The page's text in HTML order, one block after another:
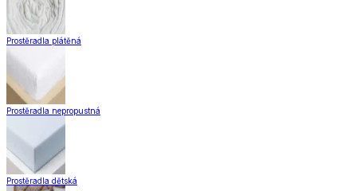
Prostěradla plátěná
Prostěradla nepropustná
Prostěradla dětská